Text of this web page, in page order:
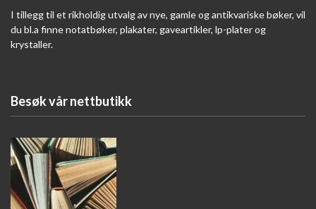
I tillegg til et rikholdig utvalg av nye, gamle og antikvariske bøker, vil
du bl.a finne notatbøker, plakater, gaveartikler, lp-plater og
krystaller.
Besøk vår nettbutikk